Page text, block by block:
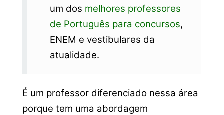
um dos melhores professores
de Português para concursos,
ENEM e vestibulares da
atualidade.
É um professor diferenciado nessa área
porque tem uma abordagem